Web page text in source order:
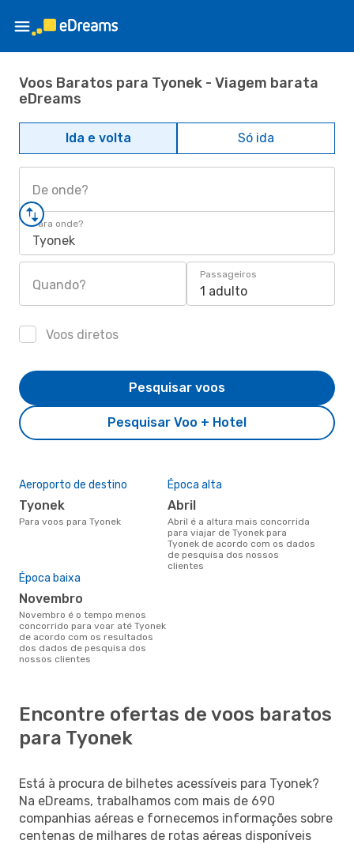
Voos Baratos para Tyonek - Viagem barata
eDreams
Ida e volta Só ida
De onde?
Para onde?
Tyonek
Quando?
Passageiros
1 adulto
Voos diretos
Pesquisar Voo + Hotel
Pesquisar voos
Aeroporto de destino
Tyonek
Para voos para Tyonek
Época alta
abril
abril é a altura mais concorrida
para viajar de Tyonek para
Tyonek de acordo com os dados
de pesquisa dos nossos
clientes
Época baixa
novembro
novembro é o tempo menos
concorrido para voar até Tyonek
de acordo com os resultados
dos dados de pesquisa dos
nossos clientes
Encontre ofertas de voos baratos
para Tyonek
Está à procura de bilhetes acessíveis para Tyonek?
Na eDreams, trabalhamos com mais de 690
companhias aéreas e fornecemos informações sobre
centenas de milhares de rotas aéreas disponíveis